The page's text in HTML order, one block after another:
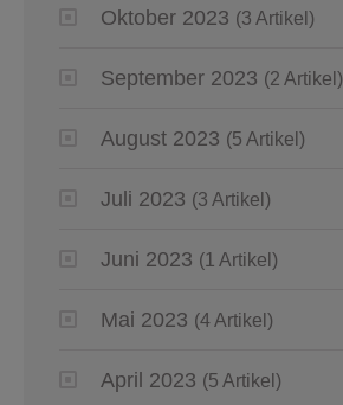
Oktober 2023 (3 Artikel)
September 2023 (2 Artikel)
August 2023 (5 Artikel)
Juli 2023 (3 Artikel)
Juni 2023 (1 Artikel)
Mai 2023 (4 Artikel)
April 2023 (5 Artikel)